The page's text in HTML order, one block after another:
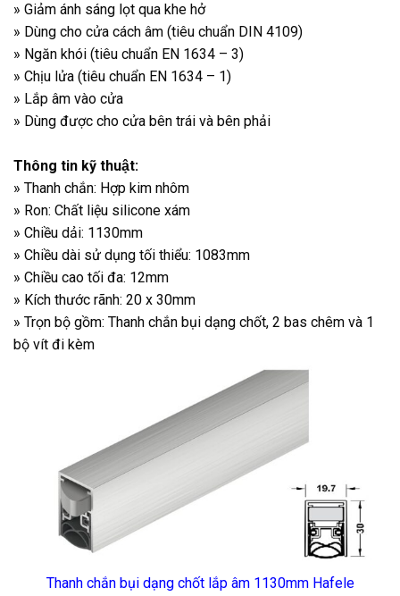
» Giảm ánh sáng lọt qua khe hở
» Dùng cho cửa cách âm (tiêu chuẩn DIN 4109)
» Ngăn khói (tiêu chuẩn EN 1634 – 3)
» Chịu lửa (tiêu chuẩn EN 1634 – 1)
» Lắp âm vào cửa
» Dùng được cho cửa bên trái và bên phải
Thông tin kỹ thuật:
» Thanh chắn: Hợp kim nhôm
» Ron: Chất liệu silicone xám
» Chiều dải: 1130mm
» Chiều dài sử dụng tối thiểu: 1083mm
» Chiều cao tối đa: 12mm
» Kích thước rãnh: 20 x 30mm
» Trọn bộ gồm: Thanh chắn bụi dạng chốt, 2 bas chêm và 1
bộ vít đi kèm
Thanh chắn bụi dạng chốt lắp âm 1130mm Hafele